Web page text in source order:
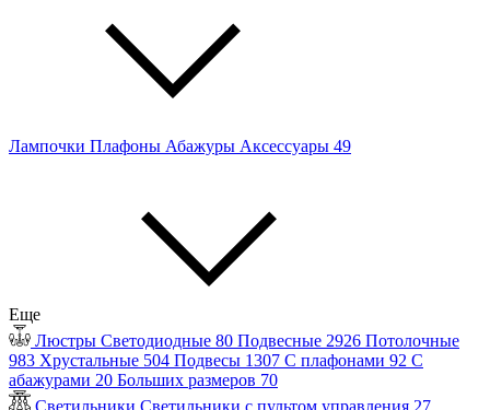
Лампочки Плафоны Абажуры Аксессуары 49
Еще
Люстры Светодиодные 80 Подвесные 2926 Потолочные
983 Хрустальные 504 Подвесы 1307 С плафонами 92 С
абажурами 20 Больших размеров 70
Светильники Светильники с пультом управления 27